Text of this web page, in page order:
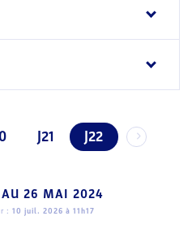
J21 J22
26 MAI 2024
: 10 juil. 2026 à 11h17